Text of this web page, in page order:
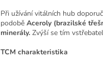
Při užívání vitálních hub
podobě Aceroly (brazilské
minerály. Zvýší se tím
TCM charakteristika